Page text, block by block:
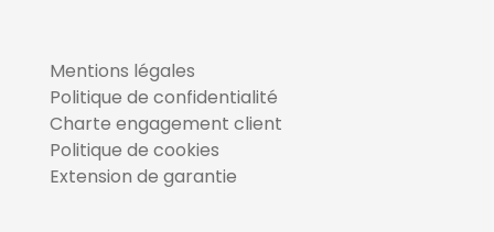
Mentions légales
Politique de confidentialité
Charte engagement client
Politique de cookies
Extension de garantie